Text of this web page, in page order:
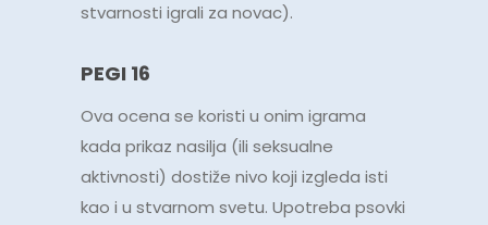
stvarnosti igrali za novac).
PEGI 16
Ova ocena se koristi u onim igrama
kada prikaz nasilja (ili seksualne
aktivnosti) dostiže nivo koji izgleda isti
kao i u stvarnom svetu. Upotreba psovki